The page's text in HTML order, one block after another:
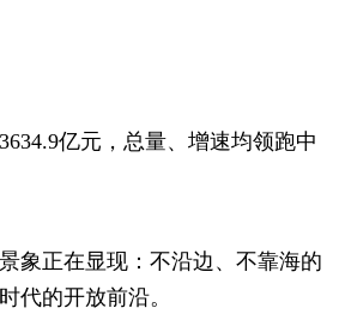
亿元，总量、增速均领跑中
正在显现：不沿边、不靠海的
代的开放前沿。